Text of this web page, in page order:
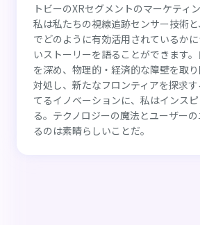
トビーのXRセグメントのマーケティ
私は私たちの視線追跡センサー技術
でどのように有効活用されているか
いストーリーを語ることができます
を深め、物理的・経済的な障壁を取
対処し、新たなフロンティアを探求
てるイノベーションに、私はインス
る。テクノロジーの魔法とユーザー
るのは素晴らしいことだ。